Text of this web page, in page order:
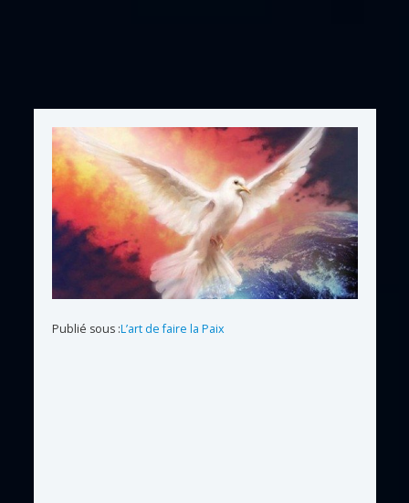
Publié sous :L’art de faire la Paix